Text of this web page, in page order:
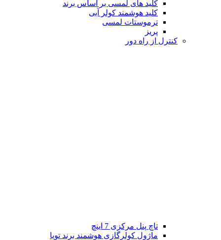
کلید های لمسی بر اساس برند
کلید هوشمند کولر آبی
ترموستات لمسی
پریز
کنترل از راه دور
تاچ پنل مرکزی 7 اینچ
ماژول کولرگازی هوشمند برند تویا